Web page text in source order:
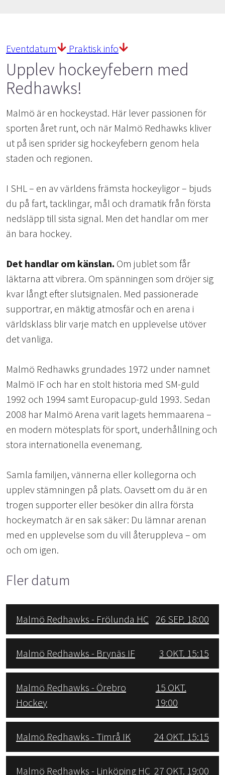
Upplev hockeyfebern med
Redhawks!
Malmö är en hockeystad. Här lever passionen för
sporten året runt, och när Malmö Redhawks kliver
ut på isen sprider sig hockeyfebern genom hela
staden och regionen.
I SHL – en av världens främsta hockeyligor – bjuds
du på fart, tacklingar, mål och dramatik från första
nedsläpp till sista signal. Men det handlar om mer
än bara hockey.
Det handlar om känslan. Om jublet som får
läktarna att vibrera. Om spänningen som dröjer sig
kvar långt efter slutsignalen. Med passionerade
supportrar, en mäktig atmosfär och en arena i
världsklass blir varje match en upplevelse utöver
det vanliga.
Malmö Redhawks grundades 1972 under namnet
Malmö IF och har en stolt historia med SM-guld
1992 och 1994 samt Europacup-guld 1993. Sedan
2008 har Malmö Arena varit lagets hemmaarena –
en modern mötesplats för sport, underhållning och
stora internationella evenemang.
Samla familjen, vännerna eller kollegorna och
upplev stämningen på plats. Oavsett om du är en
trogen supporter eller besöker din allra första
hockeymatch är en sak säker: Du lämnar arenan
med en upplevelse som du vill återuppleva – om
och om igen.
Fler datum
Malmö Redhawks - Frölunda HC 26 SEP. 18:00
Malmö Redhawks - Brynäs IF 3 OKT. 15:15
Malmö Redhawks - Örebro
Hockey
15 OKT.
19:00
Malmö Redhawks - Timrå IK 24 OKT. 15:15
Malmö Redhawks - Linköping HC 27 OKT. 19:00
Eventdatum Praktisk info